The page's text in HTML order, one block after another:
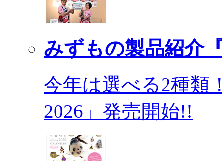
みずもの製品紹介
今年は選べる2種類
2026」発売開始!!